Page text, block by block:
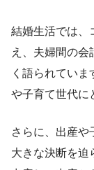
結婚生活では、
え、夫婦間の
く語られてい
や子育て世代に
さらに、出産や
大きな決断を迫